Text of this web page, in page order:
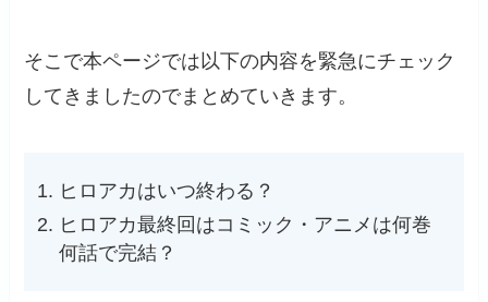
そこで本ページでは以下の内容を緊急にチェック
してきましたのでまとめていきます。
ヒロアカはいつ終わる？
ヒロアカ最終回はコミック・アニメは何巻
何話で完結？